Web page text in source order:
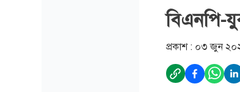
বিএনপি-
প্রকাশ : ০৩ জুন